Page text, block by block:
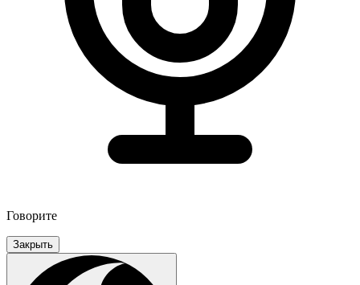
Говорите
Закрыть